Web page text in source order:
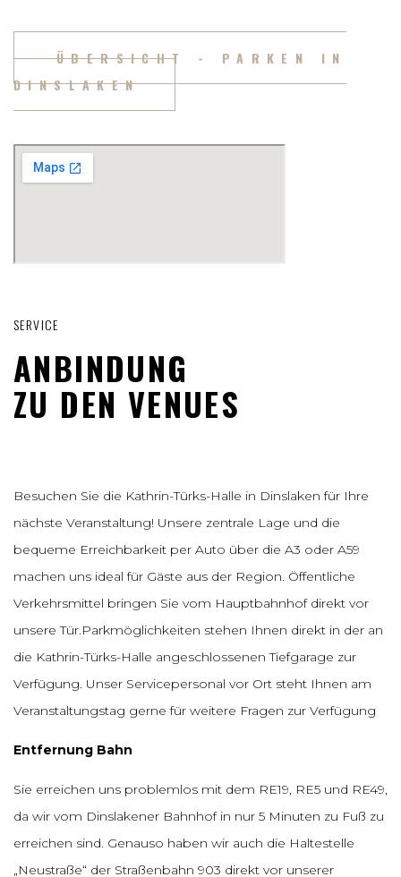
ÜBERSICHT - PARKEN IN
DINSLAKEN
SERVICE
ANBINDUNG
ZU DEN VENUES
Besuchen Sie die Kathrin-Türks-Halle in Dinslaken für Ihre
nächste Veranstaltung! Unsere zentrale Lage und die
bequeme Erreichbarkeit per Auto über die A3 oder A59
machen uns ideal für Gäste aus der Region. Öffentliche
Verkehrsmittel bringen Sie vom Hauptbahnhof direkt vor
unsere Tür.Parkmöglichkeiten stehen Ihnen direkt in der an
die Kathrin-Türks-Halle angeschlossenen Tiefgarage zur
Verfügung. Unser Servicepersonal vor Ort steht Ihnen am
Veranstaltungstag gerne für weitere Fragen zur Verfügung
Entfernung Bahn
Sie erreichen uns problemlos mit dem RE19, RE5 und RE49,
da wir vom Dinslakener Bahnhof in nur 5 Minuten zu Fuß zu
erreichen sind. Genauso haben wir auch die Haltestelle
„Neustraße“ der Straßenbahn 903 direkt vor unserer